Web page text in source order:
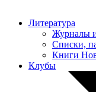
Литература
Журналы
Списки,
Книги
Клубы